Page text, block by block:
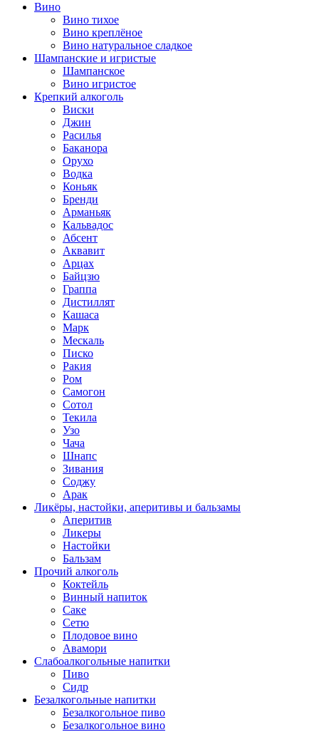
Вино
Вино тихое
Вино креплёное
Вино натуральное сладкое
Шампанские и игристые
Шампанское
Вино игристое
Крепкий алкоголь
Виски
Джин
Расилья
Баканора
Орухо
Водка
Коньяк
Бренди
Арманьяк
Кальвадос
Абсент
Аквавит
Арцах
Байцзю
Граппа
Дистиллят
Кашаса
Марк
Мескаль
Писко
Ракия
Ром
Самогон
Сотол
Текила
Узо
Чача
Шнапс
Зивания
Соджу
Арак
Ликёры, настойки, аперитивы и бальзамы
Аперитив
Ликеры
Настойки
Бальзам
Прочий алкоголь
Коктейль
Винный напиток
Саке
Сетю
Плодовое вино
Авамори
Слабоалкогольные напитки
Пиво
Сидр
Безалкогольные напитки
Безалкогольное пиво
Безалкогольное вино